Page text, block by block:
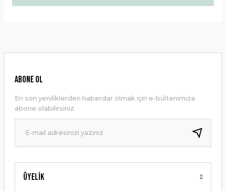
Ürün resmi kalitesiz, bozuk veya görüntülenemiyor.
Ürün bilgilerinde hatalar bulunuyor.
Ürün fiyatı diğer sitelerden daha pahalı.
Bu ürüne benzer farklı alternatifler olmalı.
Üyelik
ABONE OL
En son yeniliklerden haberdar olmak için e-bültenimize
abone olabilirsiniz.